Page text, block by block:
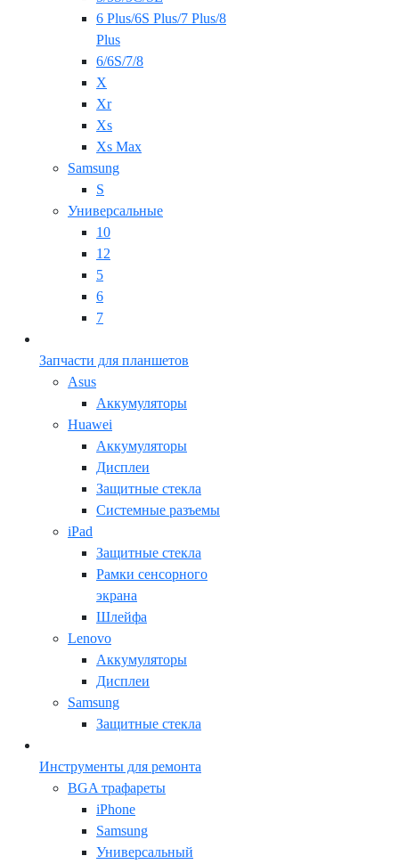
6 Plus/6S Plus/7 Plus/8
Plus
6/6S/7/8
X
Xr
Xs
Xs Max
Samsung
S
Универсальные
10
12
5
6
7
Запчасти для планшетов
Asus
Аккумуляторы
Huawei
Аккумуляторы
Дисплеи
Защитные стекла
Системные разъемы
iPad
Защитные стекла
Рамки сенсорного
экрана
Шлейфа
Lenovo
Аккумуляторы
Дисплеи
Samsung
Защитные стекла
Инструменты для ремонта
BGA трафареты
iPhone
Samsung
Универсальный